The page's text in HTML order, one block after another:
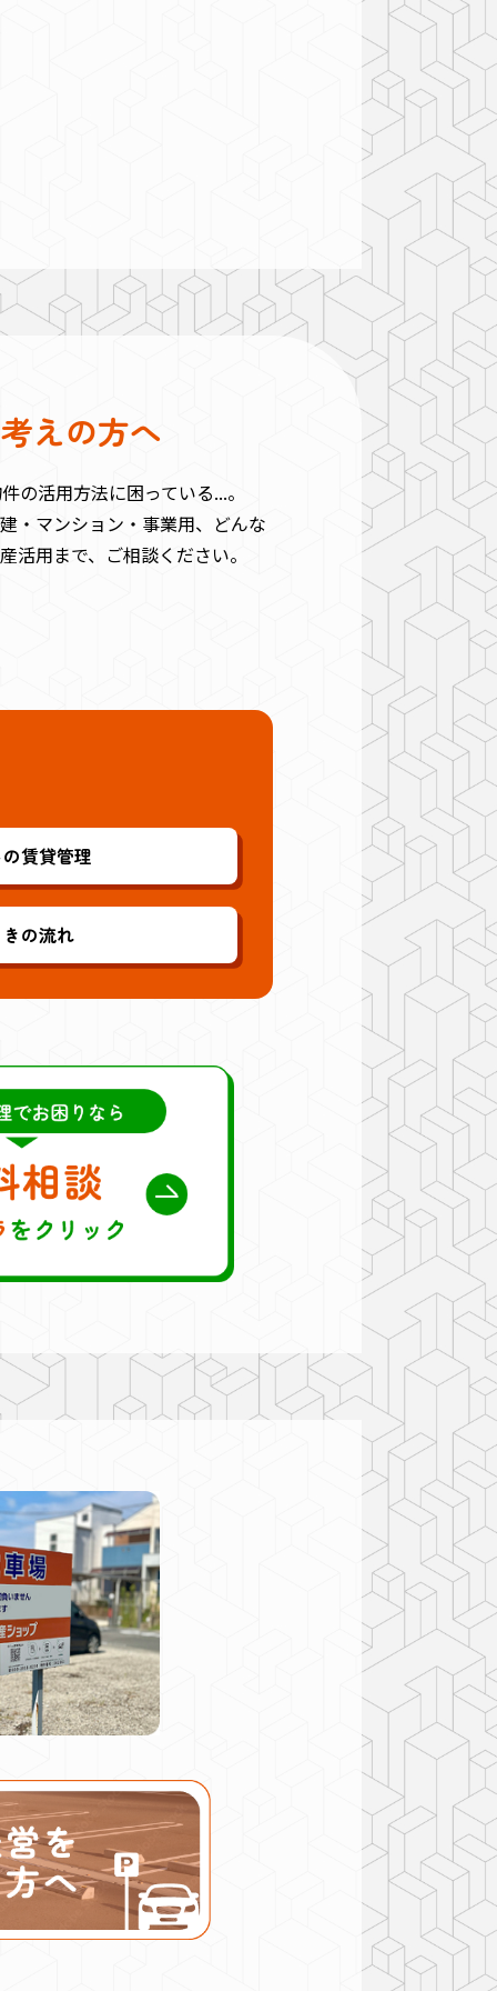
えの方へ
の活用方法に困っている...。
・マンション・事業用、どんな
活用まで、ご相談ください。
賃貸管理
の流れ